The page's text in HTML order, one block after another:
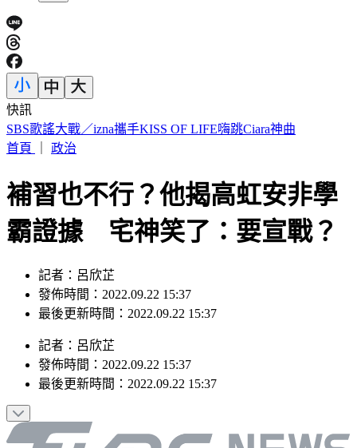
快訊
暌違近10年回歸！美Costco人氣美食再度上架 粉絲驚喜
首頁
政治
補習也不行？他揭高虹安非學
霸證據 宅神笑了：要宣戰？
記者：呂欣芷
發佈時間：2022.09.22 15:37
最後更新時間：2022.09.22 15:37
記者 ： 呂欣芷
發佈時間： 2022.09.22 15:37
最後更新時間： 2022.09.22 15:37